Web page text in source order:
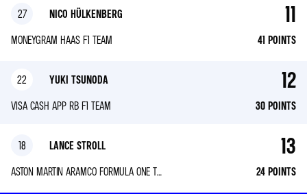
11
27
MONEYGRAM HAAS F1 TEAM
NICO HÜLKENBERG
41 POINTS
12
22
VISA CASH APP RB F1 TEAM
YUKI TSUNODA
30 POINTS
13
18
ASTON MARTIN ARAMCO FORMULA ONE TEAM
LANCE STROLL
24 POINTS